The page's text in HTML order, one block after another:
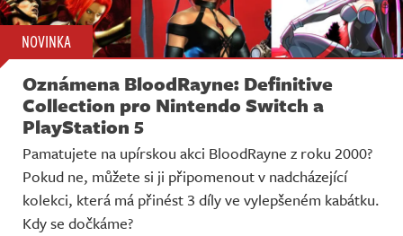
NOVINKA
Oznámena BloodRayne: Definitive
Collection pro Nintendo Switch a
PlayStation 5
Pamatujete na upírskou akci BloodRayne z roku 2000?
Pokud ne, můžete si ji připomenout v nadcházející
kolekci, která má přinést 3 díly ve vylepšeném kabátku.
Kdy se dočkáme?